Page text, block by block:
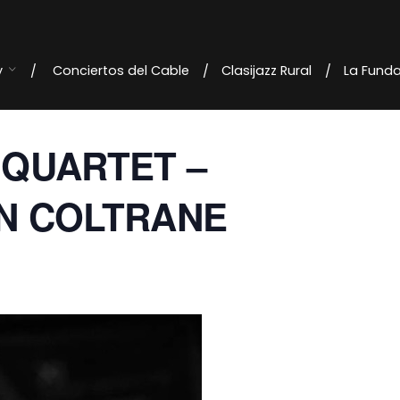
Conciertos del Cable Clasijazz Rural La
–
COLTRANE